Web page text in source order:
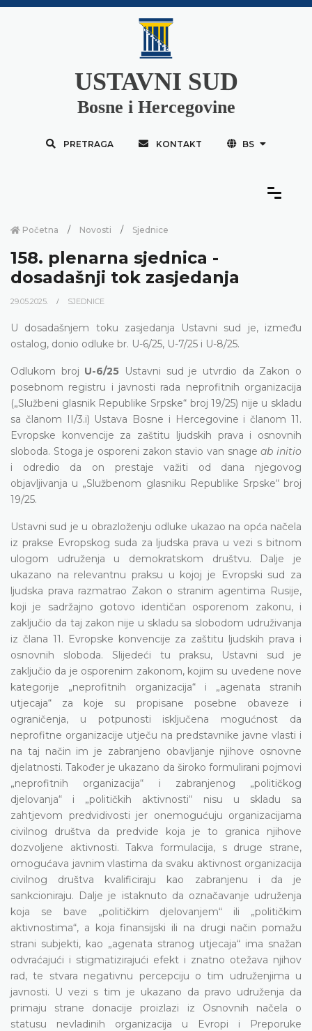
USTAVNI SUD
Bosne i Hercegovine
PRETRAGA KONTAKT BS
Početna Novosti Sjednice
158. plenarna sjednica -
dosadašnji tok zasjedanja
29.05.2025. SJEDNICE
U dosadašnjem toku zasjedanja Ustavni sud je, između
ostalog, donio odluke br. U-6/25, U-7/25 i U-8/25.
Odlukom broj U-6/25 Ustavni sud je utvrdio da Zakon o
posebnom registru i javnosti rada neprofitnih organizacija
(„Službeni glasnik Republike Srpske“ broj 19/25) nije u skladu
sa članom II/3.i) Ustava Bosne i Hercegovine i članom 11.
Evropske konvencije za zaštitu ljudskih prava i osnovnih
sloboda. Stoga je osporeni zakon stavio van snage ab initio
i odredio da on prestaje važiti od dana njegovog
objavljivanja u „Službenom glasniku Republike Srpske“ broj
19/25.
Ustavni sud je u obrazloženju odluke ukazao na opća načela
iz prakse Evropskog suda za ljudska prava u vezi s bitnom
ulogom udruženja u demokratskom društvu. Dalje je
ukazano na relevantnu praksu u kojoj je Evropski sud za
ljudska prava razmatrao Zakon o stranim agentima Rusije,
koji je sadržajno gotovo identičan osporenom zakonu, i
zaključio da taj zakon nije u skladu sa slobodom udruživanja
iz člana 11. Evropske konvencije za zaštitu ljudskih prava i
osnovnih sloboda. Slijedeći tu praksu, Ustavni sud je
zaključio da je osporenim zakonom, kojim su uvedene nove
kategorije „neprofitnih organizacija“ i „agenata stranih
utjecaja“ za koje su propisane posebne obaveze i
ograničenja, u potpunosti isključena mogućnost da
neprofitne organizacije utječu na predstavnike javne vlasti i
na taj način im je zabranjeno obavljanje njihove osnovne
djelatnosti. Također je ukazano da široko formulirani pojmovi
„neprofitnih organizacija“ i zabranjenog „političkog
djelovanja“ i „političkih aktivnosti“ nisu u skladu sa
zahtjevom predvidivosti jer onemogućuju organizacijama
civilnog društva da predvide koja je to granica njihove
dozvoljene aktivnosti. Takva formulacija, s druge strane,
omogućava javnim vlastima da svaku aktivnost organizacija
civilnog društva kvalificiraju kao zabranjenu i da je
sankcioniraju. Dalje je istaknuto da označavanje udruženja
koja se bave „političkim djelovanjem“ ili „političkim
aktivnostima“, a koja finansijski ili na drugi način pomažu
strani subjekti, kao „agenata stranog utjecaja“ ima snažan
odvraćajući i stigmatizirajući efekt i znatno otežava njihov
rad, te stvara negativnu percepciju o tim udruženjima u
javnosti. U vezi s tim je ukazano da pravo udruženja da
primaju strane donacije proizlazi iz Osnovnih načela o
statusu nevladinih organizacija u Evropi i Preporuke